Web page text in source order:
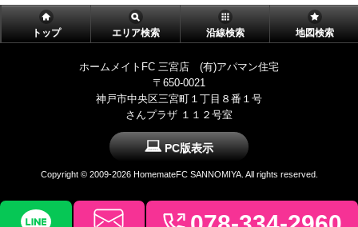
トップ エリア検索 沿線検索 地図検索
ホームメイトFC 三宮店 (有)アパマン住宅
〒650-0021
神戸市中央区三宮町１丁目８番１号
さんプラザ １１２号室
PC版表示
Copyright © 2009-2026 HomemateFC SANNOMIYA. All rights reserved.